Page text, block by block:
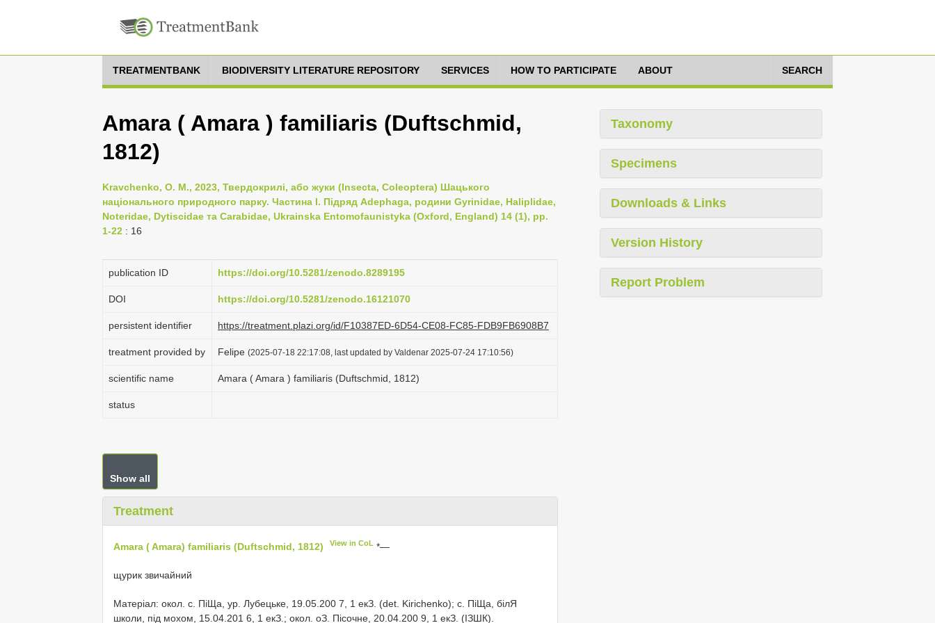
TREATMENTBANK BIODIVERSITY LITERATURE REPOSITORY SERVICES HOW TO PARTICIPATE ABOUT SEARCH
Amara ( Amara ) familiaris (Duftschmid,
1812)
Kravchenko, O. M., 2023, Твердокрилі, або жуки (Insecta, Coleoptera) Шацького
національного природного парку. Частина I. Підряд Adephaga, родини Gyrinidae, Haliplidae,
Noteridae, Dytiscidae та Carabidae, Ukrainska Entomofaunistyka (Oxford, England) 14 (1), pp.
1-22 : 16
publication ID https://doi.org/10.5281/zenodo.8289195
DOI https://doi.org/10.5281/zenodo.16121070
persistent identifier https://treatment.plazi.org/id/F10387ED-6D54-CE08-FC85-FDB9FB6908B7
treatment provided by Felipe (2025-07-18 22:17:08, last updated by Valdenar 2025-07-24 17:10:56)
scientific name Amara ( Amara ) familiaris (Duftschmid, 1812)
status
Show all
Treatment
Amara ( Amara) familiaris (Duftschmid, 1812) View in CoL *—
щурик звичайний
Матеріал: окол. с. ПіЩа, ур. Лубецьке, 19.05.200 7, 1 екЗ. (det. Kirichenko); с. ПіЩа, білЯ
школи, під мохом, 15.04.201 6, 1 екЗ.; окол. оЗ. Пісочне, 20.04.200 9, 1 екЗ. (ІЗШК).
Taxonomy
Specimens
Downloads & Links
Version History
Report Problem